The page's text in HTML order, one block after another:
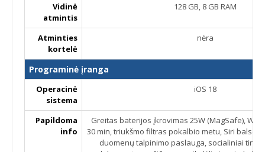
Vidinė
atmintis
128 GB, 8 GB RAM
Atminties
kortelė
nėra
Programinė įranga
Operacinė
sistema
iOS 18
Papildoma
info
Greitas baterijos įkrovimas 25W (MagSafe),
30 min, triukšmo filtras pokalbio metu, Siri balso
duomenų talpinimo paslauga, socialiniai